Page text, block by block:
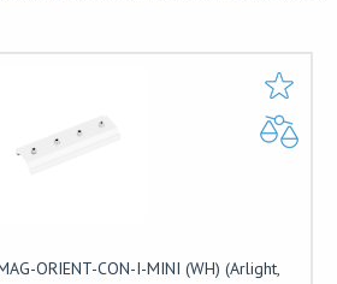
ORIENT-CON-I-MINI (WH) (Arlight,